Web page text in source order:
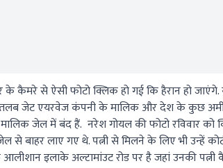
के कैमरे से ऐसी फोटो क्लिक हो गई कि हैरान हो
जेट एयरवेज कंपनी के मालिक और देश के कुछ
जेल में बंद हैं. नरेश गोयल की फोटो रविवार
बाहर लाए गए थे. पत्नी से मिलने के लिए भी उन्हें
इलाके अल्टामांउट रोड पर है जहां उनकी पत्नी